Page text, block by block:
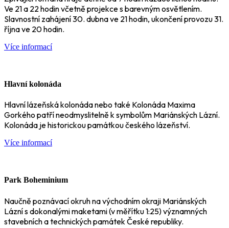
Ve 21 a 22 hodin včetně projekce s barevným osvětlením.
Slavnostní zahájení 30. dubna ve 21 hodin, ukončení provozu 31.
října ve 20 hodin.
Více informací
Hlavní kolonáda
Hlavní lázeňská kolonáda nebo také Kolonáda Maxima
Gorkého patří neodmyslitelně k symbolům Mariánských Lázní.
Kolonáda je historickou památkou českého lázeňství.
Více informací
Park Boheminium
Naučně poznávací okruh na východním okraji Mariánských
Lázní s dokonalými maketami (v měřítku 1:25) významných
stavebních a technických památek České republiky.